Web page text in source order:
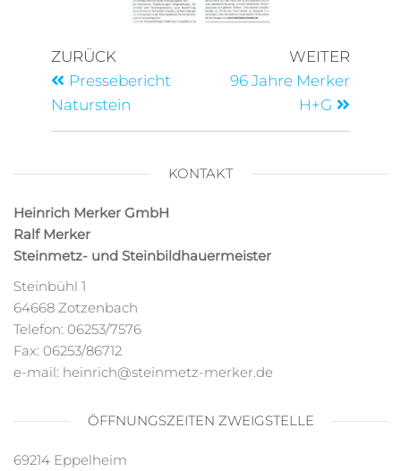
ZURÜCK
Pressebericht
Naturstein
WEITER
96 Jahre Merker
H+G
KONTAKT
Heinrich Merker GmbH
Ralf Merker
Steinmetz- und Steinbildhauermeister
Steinbühl 1
64668 Zotzenbach
Telefon: 06253/7576
Fax: 06253/86712
e-mail: heinrich@steinmetz-merker.de
ÖFFNUNGSZEITEN ZWEIGSTELLE
69214 Eppelheim